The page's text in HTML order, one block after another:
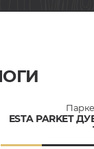
ESTA PARKET